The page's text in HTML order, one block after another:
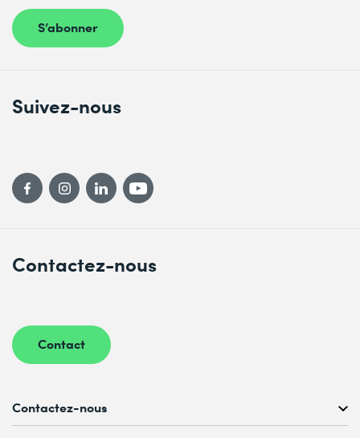
S’abonner
Contactez-nous
Contact
Suivez-nous
Contactez-nous